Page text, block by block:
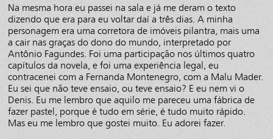
Na mesma hora eu passei na sala e já me deram o texto
dizendo que era para eu voltar daí a três dias. A minha
personagem era uma corretora de imóveis pilantra, mais uma
a cair nas graças do dono do mundo, interpretado por
Antônio Fagundes. Foi uma participação nos últimos quatro
capítulos da novela, e foi uma experiência legal, eu
contracenei com a Fernanda Montenegro, com a Malu Mader.
Eu sei que não teve ensaio, ou teve ensaio? E eu nem vi o
Denis. Eu me lembro que aquilo me pareceu uma fábrica de
fazer pastel, porque é tudo em série, é tudo muito rápido.
Mas eu me lembro que gostei muito. Eu adorei fazer.